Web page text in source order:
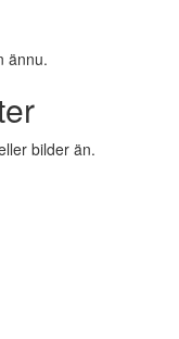
ännu.
bilder än.